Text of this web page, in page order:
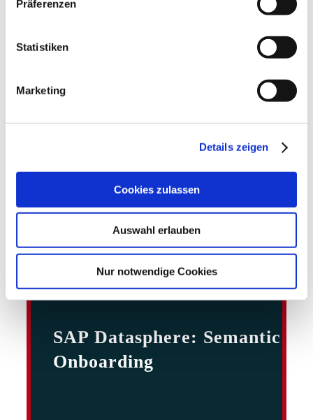
Präferenzen
Statistiken
Marketing
Details zeigen
Cookies zulassen
Auswahl erlauben
Nur notwendige Cookies
Marketplace
SAP Datasphere: Semantic
Onboarding